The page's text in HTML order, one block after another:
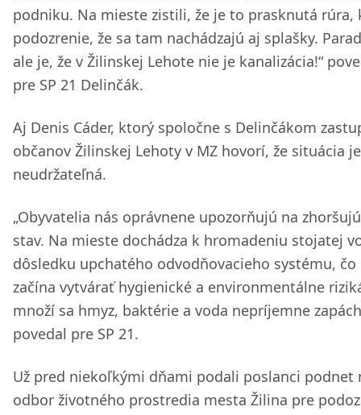
podniku. Na mieste zistili, že je to prasknutá rúra,
podozrenie, že sa tam nachádzajú aj splašky.
ale je, že v Žilinskej Lehote nie je kanalizácia!“
pre SP 21 Delinčák.
Aj Denis Cáder, ktorý spoločne s Delinčákom
občanov Žilinskej Lehoty v MZ hovorí, že situácia je
neudržateľná.
„Obyvatelia nás oprávnene upozorňujú na
stav. Na mieste dochádza k hromadeniu stojatej
dôsledku upchatého odvodňovacieho systému, čo
začína vytvárať hygienické a environmentálne
množí sa hmyz, baktérie a voda nepríjemne
povedal pre SP 21.
Už pred niekoľkými dňami podali poslanci podnet
odbor životného prostredia mesta Žilina pre